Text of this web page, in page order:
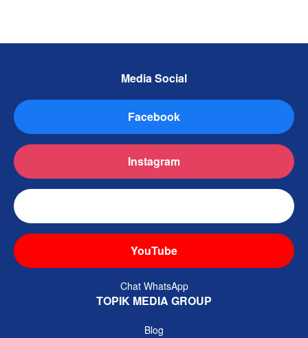
Media Social
Facebook
Instagram
YouTube
Chat WhatsApp
TOPIK MEDIA GROUP
Blog